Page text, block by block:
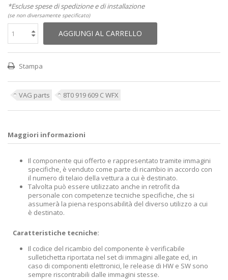
*Escluse spese di spedizione e di installazione
(se non diversamente specificato)
AGGIUNGI AL CARRELLO
Stampa
VAG parts 8T0 919 609 C WFX
Maggiori informazioni
Il componente qui offerto e rappresentato tramite immagini
specifiche, è venduto come parte di ricambio in accordo con
il numero di telaio della vettura a cui è destinato.
Talvolta può essere utilizzato anche in retrofit da
personale con competenze tecniche specifiche, che si
assumerà la piena responsabilità del diverso utilizzo a cui
è destinato.
Caratteristiche tecniche:
Il codice del ricambio del componente è verificabile
sulletichetta riportata nel set di immagini allegate ed, in
caso di componenti elettronici, le release di HW e SW sono
sempre riscontrabili dalle immagini stesse.